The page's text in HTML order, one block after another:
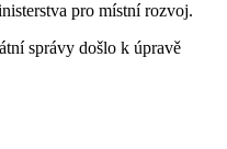
pro místní rozvoj.
správy došlo k úpravě